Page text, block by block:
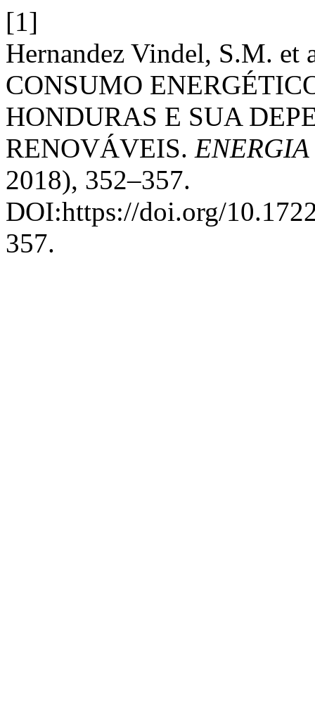
[1]
Hernandez Vindel, S.M.
CONSUMO
HONDURAS E SUA
RENOVÁVEIS.
2018), 352–357.
DOI:https://doi.org/
357.